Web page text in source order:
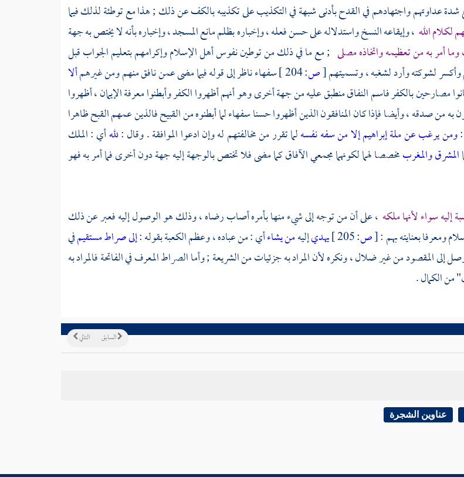
شدة عداوتهم واجتهادهم في القدح بأدنى شبهة في التكذيب على تكذيبه بالكف عن ذلك ; هذا مع توطئة لذلك فيما
لكلام الله ، وإيقاعه النسخ واستدلاله على حسن فعله ، وإخباره بظلم مانع المسجد ، وإخباره بأنه لا يختص به جهة
وما أمر به من تعظيمه واتخاذه مصلى ; مع ما في ذلك من توطين نفوس أهل الإسلام وإكرامهم بتعليم الجواب قبل
لشوكته وأرد لشغبه ، وتسميتهم[ص:204 ] سفهاء ناظر إلى قوله فيما مضى عمن نافق منهم ومن غيرهمألا
مصارحين بالكفر فاسم النفاق منطبق عليه من جهة أخرى وهو أنهم أظهروا الكفر وأبطنوا معرفة الإيمان ، أظهروا
به من صدقه ، وأيضا فإذا كان المنافقون الذين أظهروا حسنا سفهاء لما أبطنوه من القبيح فالذين عمهم القبح ظاهرا
:ومن يرغب عن ملة إبراهيم إلا من سفه نفسهلما تقرر من مخالفتهم له وإن ادعوا الموافقة . وقال :للهأي : الملك
المشرق والمغربمخصصا لهما لكونهما مجمعي الآفاق كما مضى فلا تختص بالوجهة إليه جهة دون أخرى فما أمر به فهو
إليه سواء لأنها ملكه ، على أن من توجه إلى شيء منها بأمره أصاب رضاه ، وذلك هو الوصول إليه فعبر عن ذلك
ومعرفا بعنايته بهم :[ص: يهديإليهمن يشاءأي : من عباده ، وعظمالكعبةبقوله :إلى صراط مستقيمفي
المقصود من غير ضلال ، ونكره لأن المراد به جزئيات من الشريعة ; وأما الصراط المعرف في الفاتحة فالمراد به
من الكمال .
التالي السابق
عناوين الشجرة